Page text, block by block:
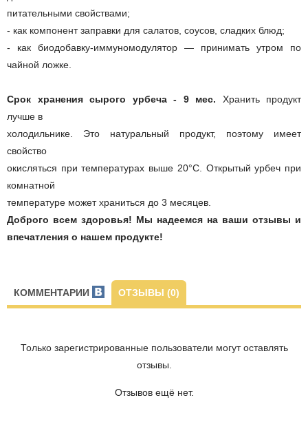
питательными свойствами;
- как компонент заправки для салатов, соусов, сладких блюд;
- как биодобавку-иммуномодулятор — принимать утром по
чайной ложке.
Срок хранения сырого урбеча - 9 мес. Хранить продукт
лучше в
холодильнике. Это натуральный продукт, поэтому имеет
свойство
окисляться при температурах выше 20°C. Открытый урбеч при
комнатной
температуре может храниться до 3 месяцев.
Доброго всем здоровья! Мы надеемся на ваши отзывы и
впечатления о нашем продукте!
КОММЕНТАРИИ ОТЗЫВЫ (0)
Только зарегистрированные пользователи могут оставлять
отзывы.
Отзывов ещё нет.